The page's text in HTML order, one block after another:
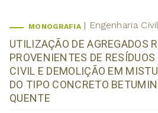
MONOGRAFIA Engenharia Civil
UTILIZAÇÃO DE AGREGADOS
PROVENIENTES DE
CIVIL E DEMOLIÇÃO EM
DO TIPO CONCRETO
QUENTE